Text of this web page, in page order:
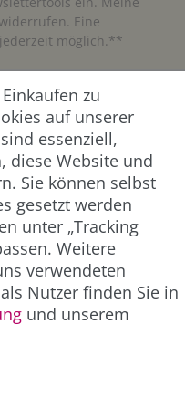
Eine
möglich.**
es sich um ein Pflichtfeld.
zu
auf unserer
essenziell,
diese Website und
Sie können selbst
gesetzt werden
unter „Tracking
Weitere
verwendeten
Nutzer finden Sie in
und unserem